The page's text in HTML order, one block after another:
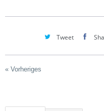
Tweet
« Vorheriges